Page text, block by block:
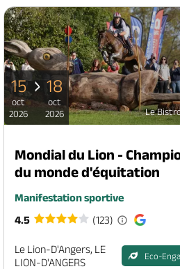
Le
15
oct
2026
18
oct
2026
Mondial du Lion -
du monde d'équitation
Manifestation sportive
4.5
(123)
Le Lion-D'Angers, LE
LION-D'ANGERS
Eco-